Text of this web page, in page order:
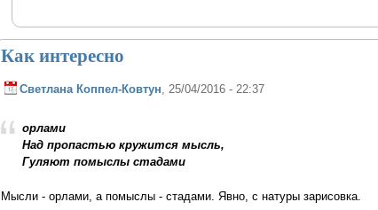
Как интересно
Светлана Коппел-Ковтун , 25/04/2016 - 22:37
орлами
Над пропастью кружится мысль,
Гуляют помыслы стадами
Мысли - орлами, а помыслы - стадами. Явно, с натуры зарисовка.